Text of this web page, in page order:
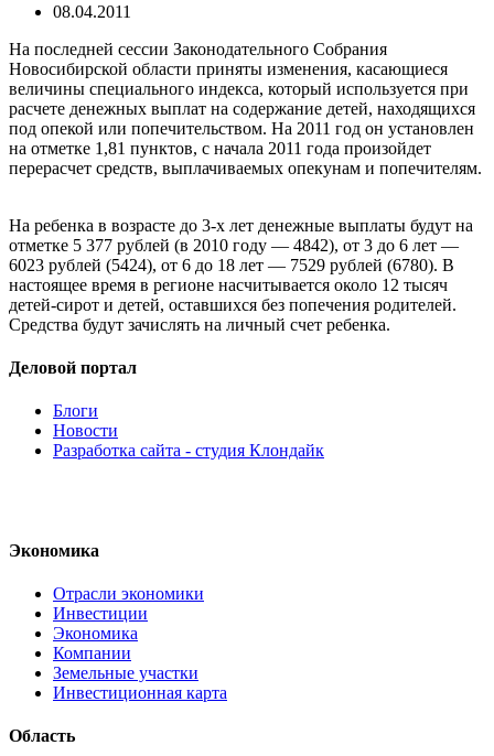
08.04.2011
На последней сессии Законодательного Собрания
Новосибирской области приняты изменения, касающиеся
величины специального индекса, который используется при
расчете денежных выплат на содержание детей, находящихся
под опекой или попечительством. На 2011 год он установлен
на отметке 1,81 пунктов, с начала 2011 года произойдет
перерасчет средств, выплачиваемых опекунам и попечителям.
На ребенка в возрасте до 3-х лет денежные выплаты будут на
отметке 5 377 рублей (в 2010 году — 4842), от 3 до 6 лет —
6023 рублей (5424), от 6 до 18 лет — 7529 рублей (6780). В
настоящее время в регионе насчитывается около 12 тысяч
детей-сирот и детей, оставшихся без попечения родителей.
Средства будут зачислять на личный счет ребенка.
Деловой портал
Блоги
Новости
Разработка сайта - студия Клондайк
Экономика
Отрасли экономики
Инвестиции
Экономика
Компании
Земельные участки
Инвестиционная карта
Область